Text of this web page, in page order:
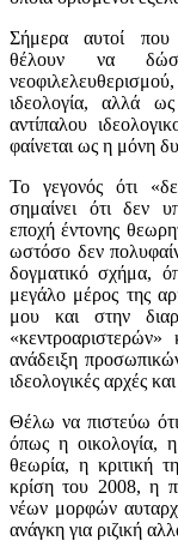
Σήμερα αυτοί που
θέλουν να
ιδεολογία, αλλά
αντίπαλου
φαίνεται ως η μόνη
Το γεγονός ότι
σημαίνει ότι δεν
εποχή έντονης
ωστόσο δεν
δογματικό σχήμα,
μεγάλο μέρος της
μου και στην
ανάδειξη
ιδεολογικές αρχές και
Θέλω να πιστεύω
όπως η οικολογία, η
θεωρία, η κριτική
κρίση του 2008, η
νέων μορφών
ανάγκη για ριζική